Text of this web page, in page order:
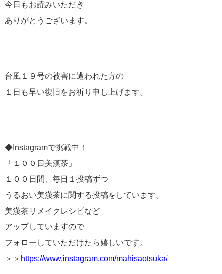
今日もお読みいただき
ありがとうございます。
台風１９号の被害に遭われた方の
１日も早い復旧をお祈り申し上げます。
◆Instagramで挑戦中！
「１００日美漢茶」
１００日間、毎日１投稿ずつ
うるおい美漢茶に関する投稿をしています。
美漢茶リメイクレシピなど
アップしていますので
フォローしていただけたら嬉しいです。
＞＞ https://www.instagram.com/mahisaotsuka/